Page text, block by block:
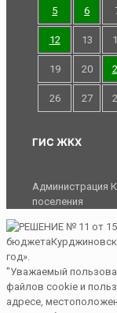
5 6
12 13
19 20
26 27
ГИС ЖКХ
Администрация
поселения
"Уважаемый
файлов cookie и
адресе,